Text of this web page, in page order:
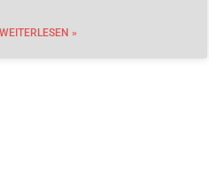
WEITERLESEN »